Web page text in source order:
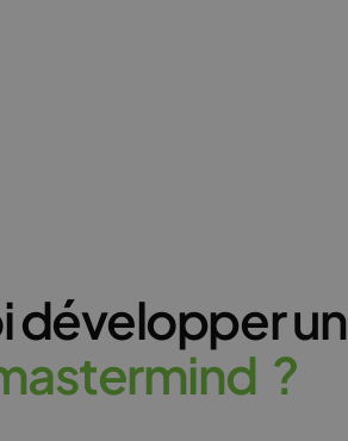
développer un
astermind ?